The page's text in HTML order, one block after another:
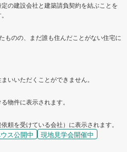
の建設会社と建築請負契約を結ぶことを
ものの、まだ誰も住んだことがない住宅に
いいただくことができません。
物件に表示されます。
頼を受けている会社）に表示されます。
ス公開中
現地見学会開催中